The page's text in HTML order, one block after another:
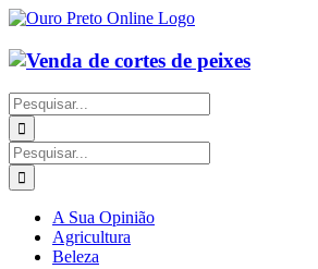
Ir
o
conteúdo
Buscar
resultados
para:
Buscar
resultados
para:
A Sua Opinião
Agricultura
Beleza